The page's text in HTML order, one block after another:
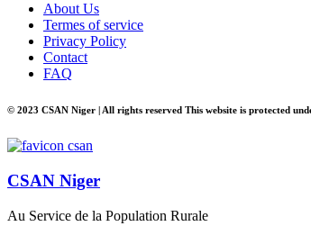
About Us
Termes of service
Privacy Policy
Contact
FAQ
© 2023 CSAN Niger | All rights reserved This website is protected
CSAN Niger
Au Service de la Population Rurale